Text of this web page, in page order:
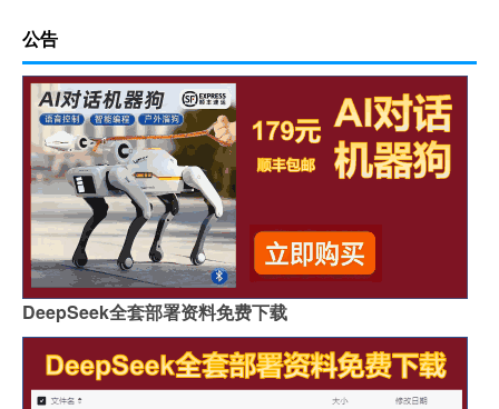
公告
DeepSeek全套部署资料免费下载